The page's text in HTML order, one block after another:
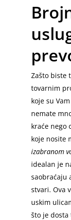
Zašto biste
tovarnim
koje su
nemate
kraće nego
koje nosite
izabranom
idealan je
saobraćaju
stvari. Ova
uskim
što je dosta